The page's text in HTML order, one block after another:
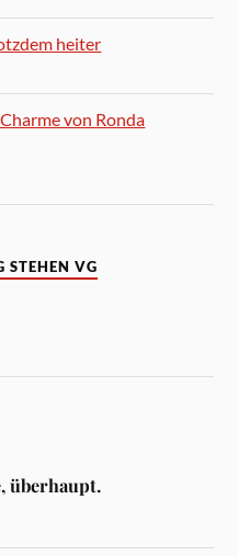
heiter
von Ronda
STEHEN VG
überhaupt.